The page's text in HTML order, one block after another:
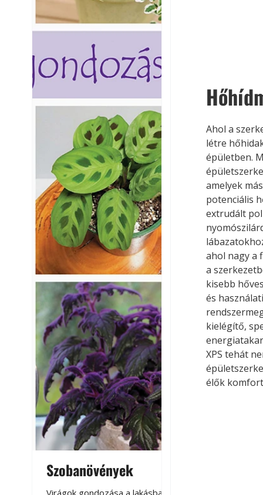
Szobanövények
Ahol a
létre
épületben.
amelyek
potenciális
extrudált
ahol nagy a
a
kisebb
és
kielégítő,
XPS tehát
élők